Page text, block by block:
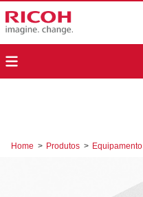
Home > Produtos > Equipamento